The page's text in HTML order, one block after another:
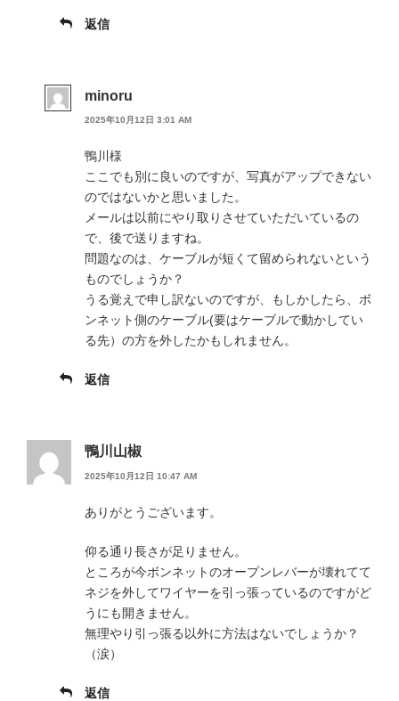
返信
minoru
2025年10月12日 3:01 AM
鴨川様
ここでも別に良いのですが、写真がアップできない
のではないかと思いました。
メールは以前にやり取りさせていただいているの
で、後で送りますね。
問題なのは、ケーブルが短くて留められないという
ものでしょうか？
うる覚えで申し訳ないのですが、もしかしたら、ボ
ンネット側のケーブル(要はケーブルで動かしてい
る先）の方を外したかもしれません。
返信
鴨川山椒
2025年10月12日 10:47 AM
ありがとうございます。
仰る通り長さが足りません。
ところが今ボンネットのオープンレバーが壊れてて
ネジを外してワイヤーを引っ張っているのですがど
うにも開きません。
無理やり引っ張る以外に方法はないでしょうか？
（涙）
返信